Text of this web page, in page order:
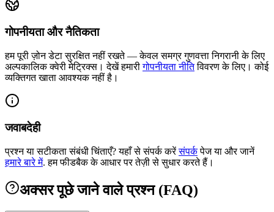
गोपनीयता और नैतिकता
हम पूरी ज़ोन डेटा सुरक्षित नहीं रखते — केवल समग्र गुणवत्ता निगरानी के लिए
अल्पकालिक क्वेरी मेट्रिक्स। देखें हमारी गोपनीयता नीति विवरण के लिए। कोई
व्यक्तिगत खाता आवश्यक नहीं है।
जवाबदेही
प्रश्न या सटीकता संबंधी चिंताएँ? यहाँ से संपर्क करें संपर्क पेज या और जानें
हमारे बारे में. हम फीडबैक के आधार पर तेज़ी से सुधार करते हैं।
अक्सर पूछे जाने वाले प्रश्न (FAQ)